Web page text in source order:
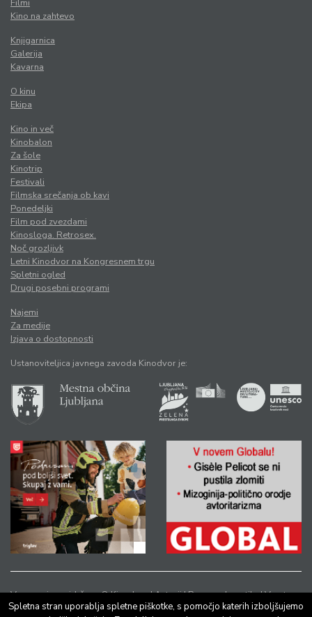
Filmi
Kino na zahtevo
Knjigarnica
Galerija
Kavarna
O kinu
Ekipa
Kino in več
Kinobalon
Za šole
Kinotrip
Festivali
Filmska srečanja ob kavi
Ponedeljki
Film pod zvezdami
Kinosloga. Retrosex.
Noč grozljivk
Letni Kinodvor na Kongresnem trgu
Spletni ogled
Drugi posebni programi
Najemi
Za medije
Izjava o dostopnosti
Ustanoviteljica javnega zavoda Kinodvor je:
Vse pravice pridržane © Kinodvor |Avtorji|Pravno obvestilo|Varstvo
osebnih podatkov
Spletna stran uporablja spletne piškotke, s pomočjo katerih izboljšujemo